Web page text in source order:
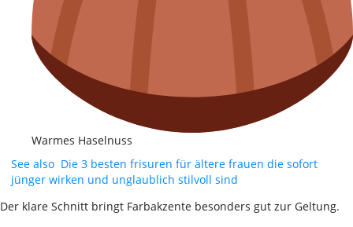
Warmes Haselnuss
See also Die 3 besten frisuren für ältere frauen die sofort
jünger wirken und unglaublich stilvoll sind
Der klare Schnitt bringt Farbakzente besonders gut zur Geltung.